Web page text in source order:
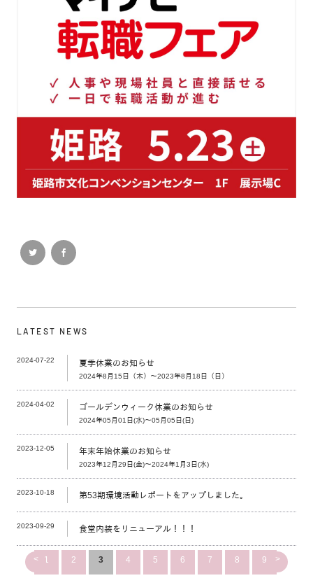
LATEST NEWS
2024-07-22 夏季休業のお知らせ
2024年8月15日（木）～2023年8月18日（日）
2024-04-02 ゴールデンウィーク休業のお知らせ
2024年05月01日(水)～05月05日(日)
2023-12-05 年末年始休業のお知らせ
2023年12月29日(金)～2024年1月3日(水)
2023-10-18 第53期環境活動レポートをアップしました。
2023-09-29 食堂内装をリニューアル！！！
< 1 2 3 4 5 6 7 8 9 >